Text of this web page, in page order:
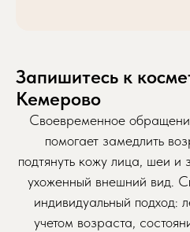
Запишитесь к
Кемерово
Своевременное
помогает замедлить
подтянуть кожу лица, шеи и
ухоженный внешний вид.
индивидуальный подход:
учетом возраста,